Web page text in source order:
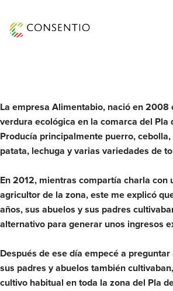
La empresa Alimentabio, nació en 2008
verdura ecológica en la comarca del Pla
Producía principalmente puerro,
patata, lechuga y varias variedades de
En 2012, mientras compartía charla con
agricultor de la zona, este me explicó
años, sus abuelos y sus padres
alternativo para generar unos ingresos
Después de ese día empecé a
sus padres y abuelos también
cultivo habitual en toda la zona del Pla